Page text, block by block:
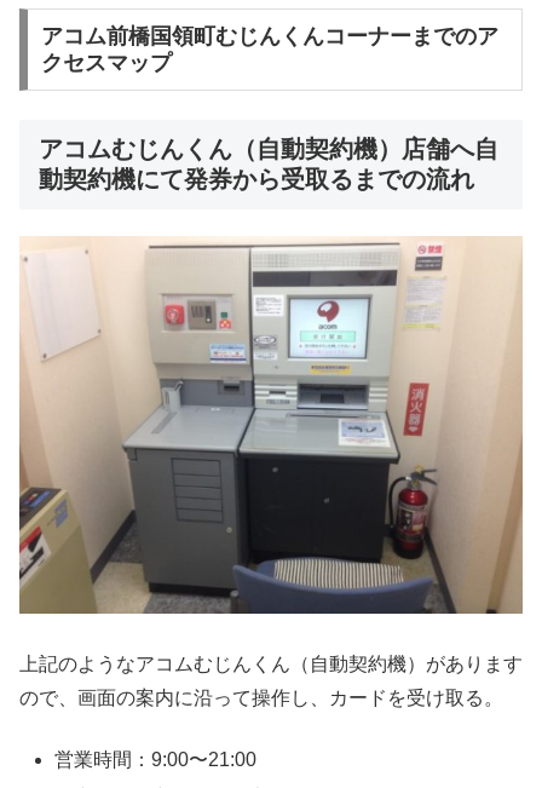
アコム前橋国領町むじんくんコーナーまでのア
クセスマップ
アコムむじんくん（自動契約機）店舗へ自
動契約機にて発券から受取るまでの流れ
上記のようなアコムむじんくん（自動契約機）があります
ので、画面の案内に沿って操作し、カードを受け取る。
営業時間：9:00〜21:00